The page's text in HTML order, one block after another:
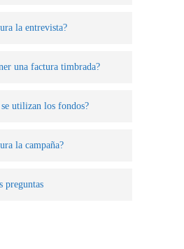
la entrevista?
una factura timbrada?
se utilizan los fondos?
la campaña?
preguntas